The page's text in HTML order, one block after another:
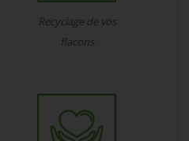
Recyclage de vos
flacons